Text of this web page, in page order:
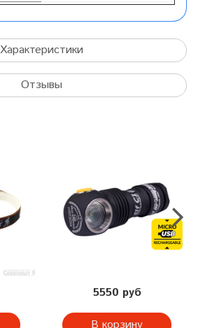
Характеристики
Отзывы
5550 руб
В корзину